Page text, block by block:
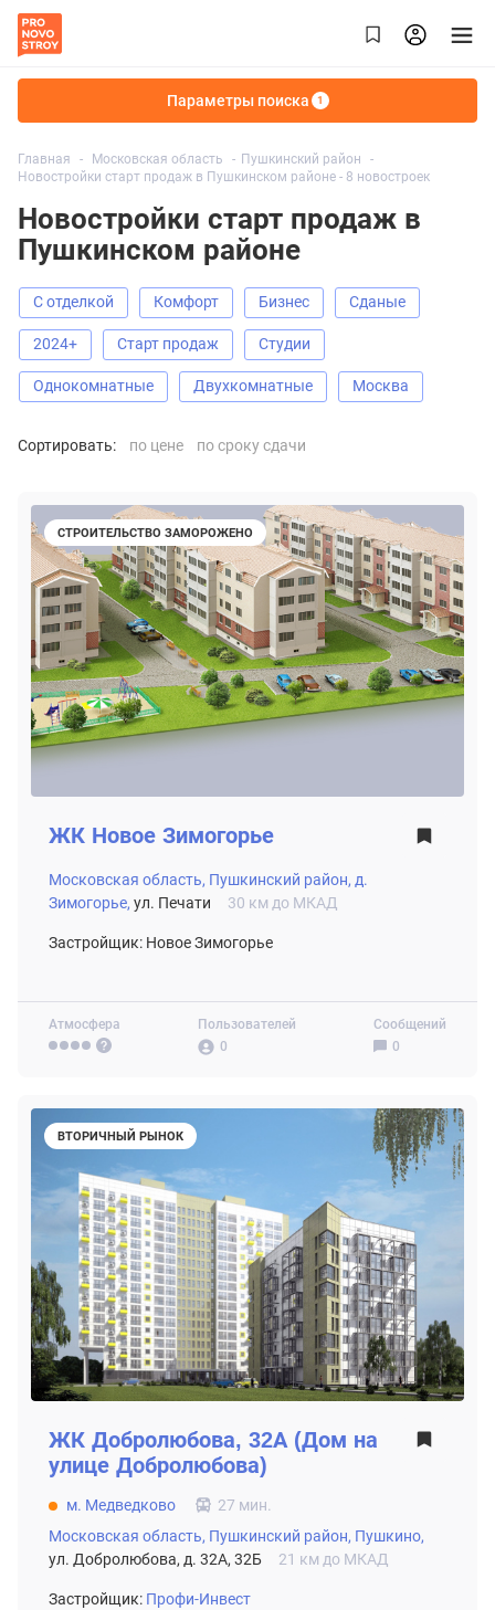
Параметры поиска 1
Главная Московская область
Пушкинский район
Новостройки старт продаж в Пушкинском районе - 8 новостроек
Новостройки старт продаж в
Пушкинском районе
С отделкой Комфорт Бизнес Сданые
2024+ старт продаж Студии
Однокомнатные Двухкомнатные Москва
Сортировать: по цене по сроку сдачи
СТРОИТЕЛЬСТВО ЗАМОРОЖЕНО
Атмосфера
Пользователей
0
Сообщений
0
ЖК Новое Зимогорье
Московская область, Пушкинский район, д.
Зимогорье, ул. Печати 30 км до МКАД
Застройщик: Новое Зимогорье
ВТОРИЧНЫЙ РЫНОК
ЖК Добролюбова, 32А (Дом на
улице Добролюбова)
м. Медведково
27 мин.
Московская область, Пушкинский район, Пушкино,
ул. Добролюбова, д. 32А, 32Б
21 км до МКАД
Застройщик: Профи-Инвест